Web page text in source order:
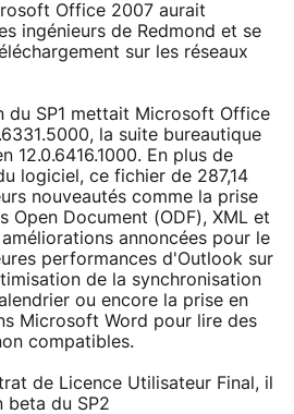
Office 2007 aurait
ingénieurs de Redmond et se
sur les réseaux
du SP1 mettait Microsoft Office
la suite bureautique
12.0.6416.1000. En plus de
logiciel, ce fichier de 287,14
nouveautés comme la prise
Open Document (ODF), XML et
améliorations annoncées pour le
performances d'Outlook sur
de la synchronisation
ou encore la prise en
Microsoft Word pour lire des
compatibles.
de Licence Utilisateur Final, il
beta du SP2